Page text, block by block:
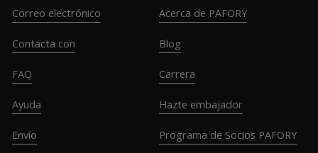
Correo electrónico
Contacta con
FAQ
Ayuda
Envío
Acerca de PAFORY
Blog
Carrera
Hazte embajador
Programa de Socios PAFORY